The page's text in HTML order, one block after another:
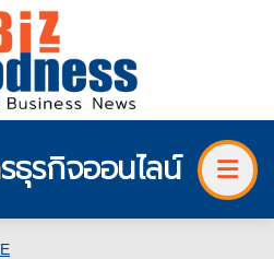
ธุรกิจออนไลน์